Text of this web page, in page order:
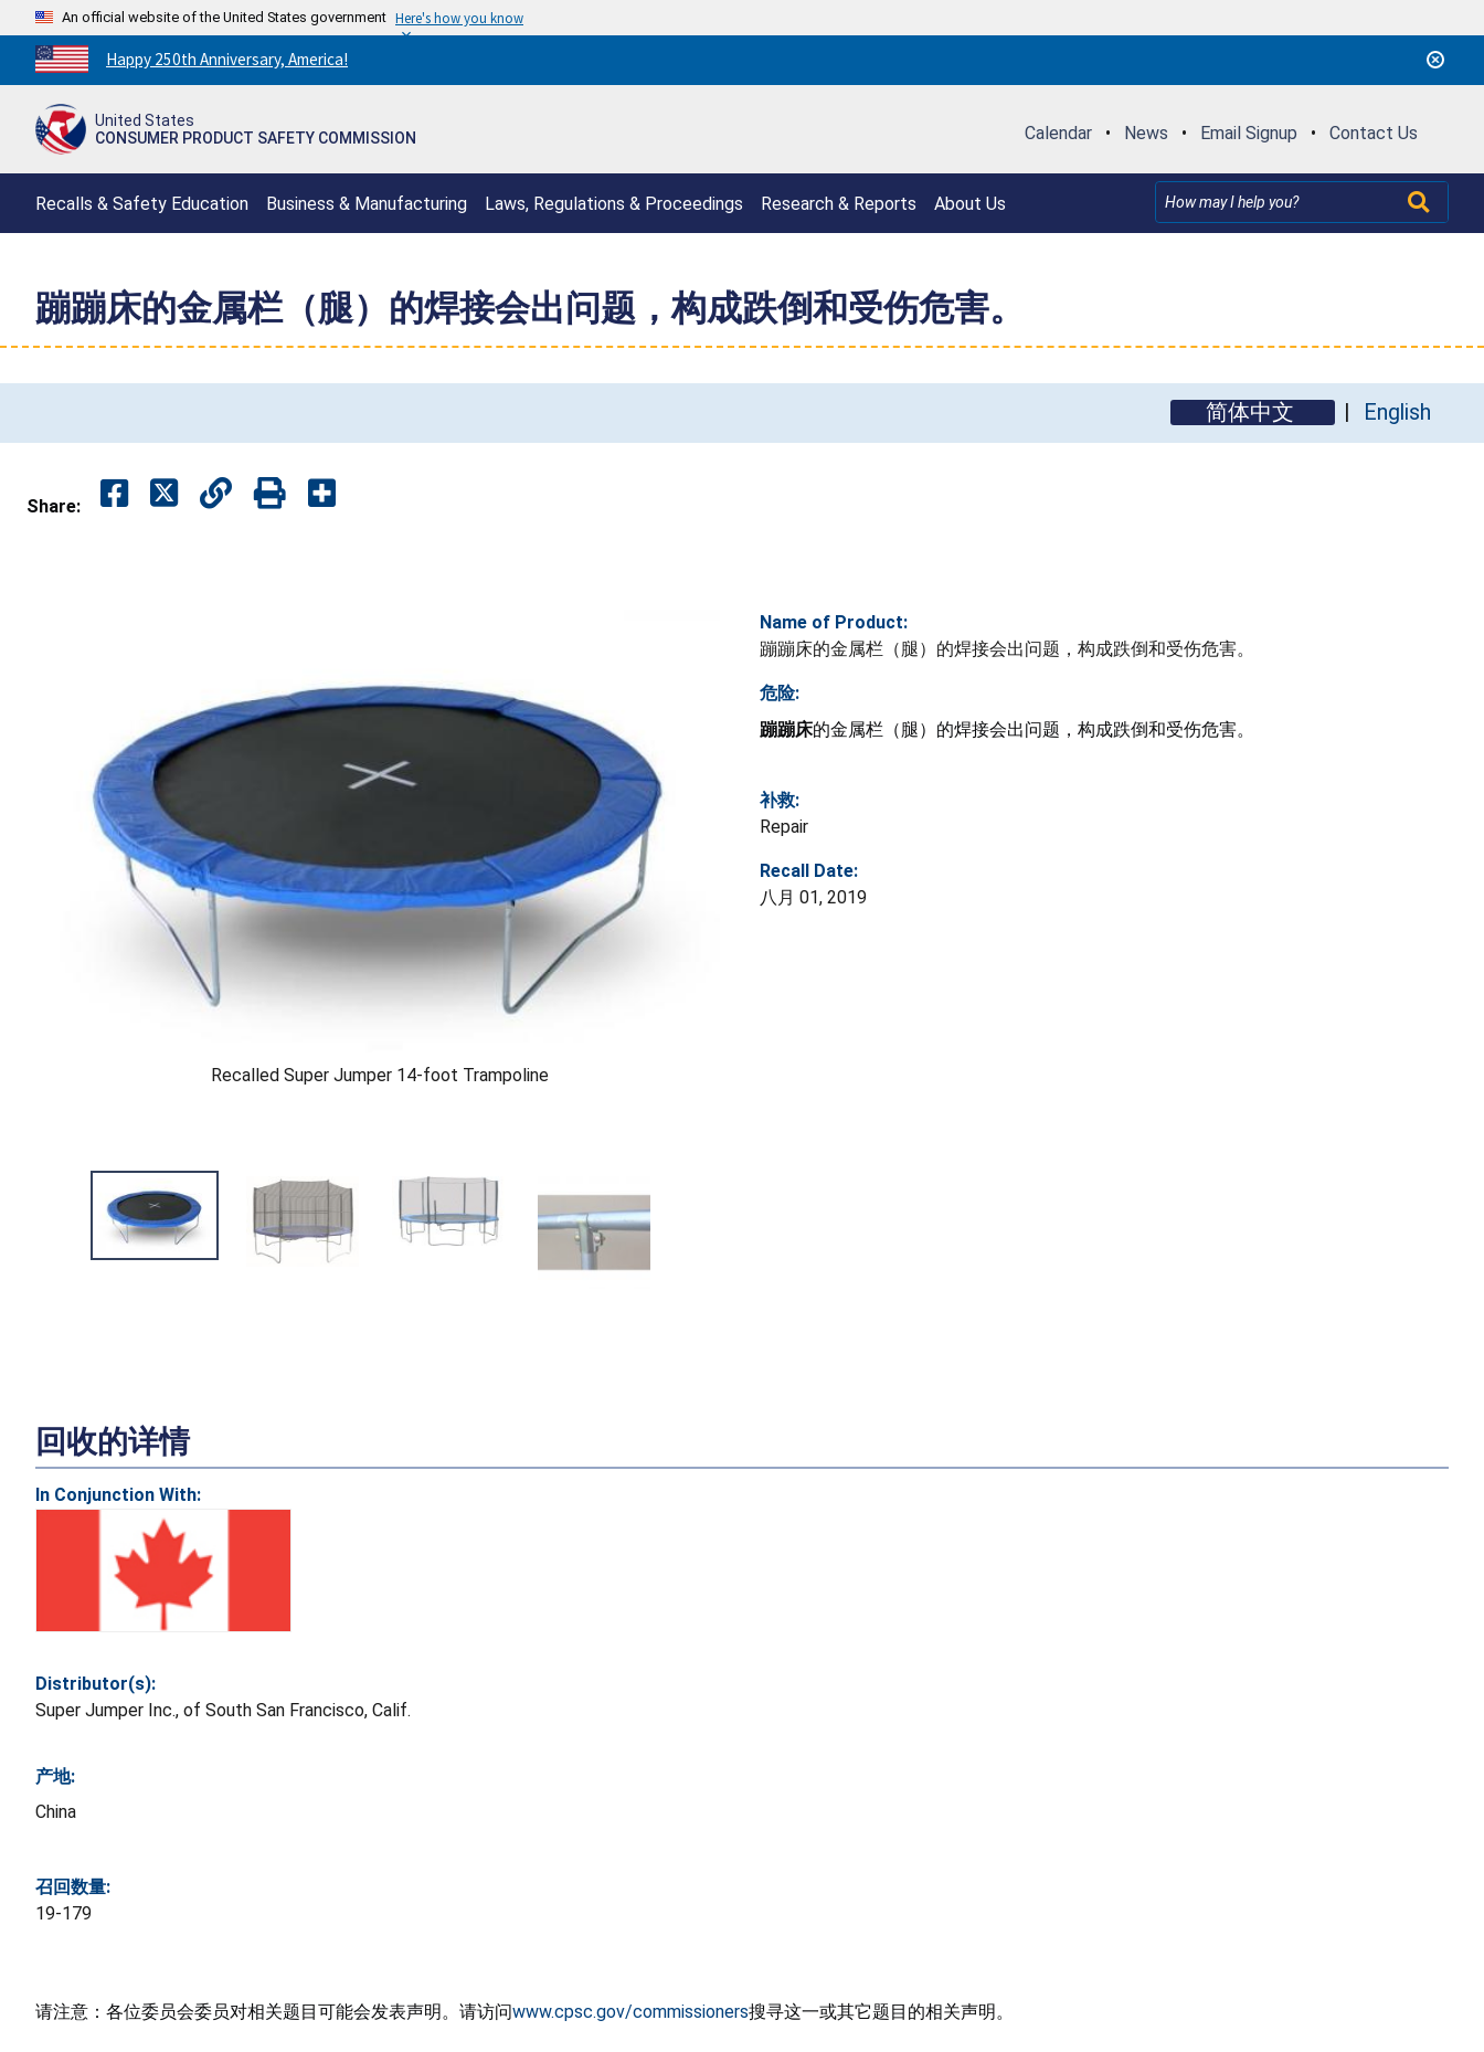
An official website of the United States government Here's how you know
Countdown
to
250th
Happy 250th Anniversary, America!
United States
CONSUMER PRODUCT SAFETY COMMISSION
Calendar • News • Email Signup • Contact Us
Recalls & Safety Education Business & Manufacturing Laws, Regulations & Proceedings Research & Reports About Us
蹦蹦床的金属栏（腿）的焊接会出问题，构成跌倒和受伤危害。
简体中文 English
Share:
Recalled Super Jumper 14-foot Trampoline
Name of Product:
蹦蹦床的金属栏（腿）的焊接会出问题，构成跌倒和受伤危害。
危险:
蹦蹦床的金属栏（腿）的焊接会出问题，构成跌倒和受伤危害。
补救:
Repair
Recall Date:
八月 01, 2019
回收的详情
In Conjunction With:
Distributor(s):
Super Jumper Inc., of South San Francisco, Calif.
产地:
China
召回数量:
19-179
请注意：各位委员会委员对相关题目可能会发表声明。请访问www.cpsc.gov/commissioners搜寻这一或其它题目的相关声明。